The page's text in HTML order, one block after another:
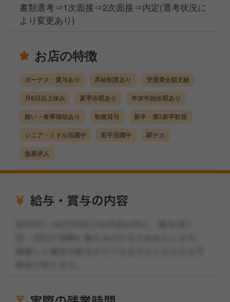
書類選考⇒1次面接⇒2次面接⇒内定(選考状況に
より変更あり)
お店の特徴
ボーナス・賞与あり 昇給制度あり 交通費全額支給
月8日以上休み 夏季休暇あり 年末年始休暇あり
賄い・食事補助あり 制服貸与 新卒・第2新卒歓迎
シニア・ミドル活躍中 若手活躍中 駅チカ
急募求人